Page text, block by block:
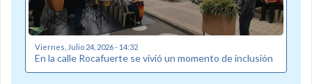
Viernes, Julio 24, 2026 - 14:32
En la calle Rocafuerte se vivió un momento de inclusión